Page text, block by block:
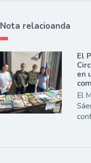
Nota relacioanda
El
en
El